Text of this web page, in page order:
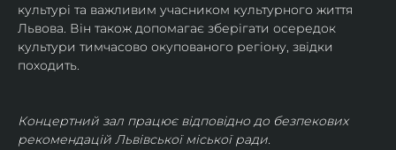
культурі та важливим учасником культурного життя
Львова. Він також допомагає зберігати осередок
культури тимчасово окупованого регіону, звідки
походить.
Концертний зал працює відповідно до безпекових
рекомендацій Львівської міської ради.